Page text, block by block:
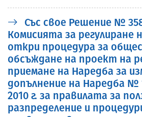
Със свое Решение №
Комисията за регулиране
откри процедура за
обсъждане на проект на
приемане на Наредба за
допълнение на Наредба №
2010 г. за правилата за
разпределение и